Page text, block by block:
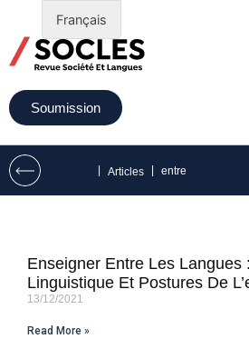
Soumission
Articles entre
Enseigner Entre Les Langues
Linguistique Et Postures De
13/12/2021
Read More »
Français